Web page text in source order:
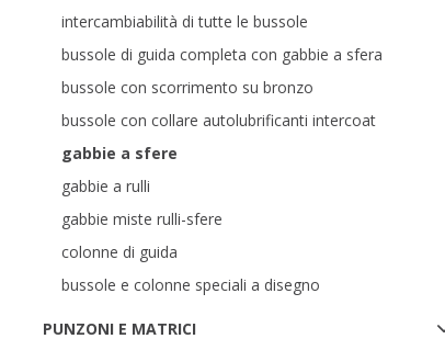
intercambiabilità di tutte le bussole
bussole di guida completa con gabbie a sfera
bussole con scorrimento su bronzo
bussole con collare autolubrificanti intercoat
gabbie a sfere
gabbie a rulli
gabbie miste rulli-sfere
colonne di guida
bussole e colonne speciali a disegno
PUNZONI E MATRICI